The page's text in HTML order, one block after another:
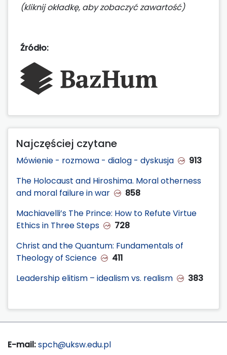
(kliknij okładkę, aby zobaczyć zawartość)
Źródło:
Najczęściej czytane
Mówienie - rozmowa - dialog - dyskusja
913
The Holocaust and Hiroshima. Moral otherness
and moral failure in war
858
Machiavelli’s The Prince: How to Refute Virtue
Ethics in Three Steps
728
Christ and the Quantum: Fundamentals of
Theology of Science
411
Leadership elitism – idealism vs. realism
383
E-mail:spch@uksw.edu.pl